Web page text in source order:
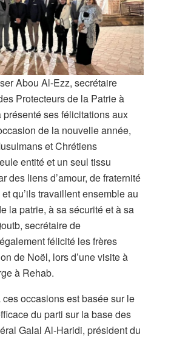
Abou Al-Ezz, secrétaire
Protecteurs de la Patrie à
présenté ses félicitations aux
de la nouvelle année,
et Chrétiens
entité et un seul tissu
des liens d’amour, de fraternité
qu’ils travaillent ensemble au
la patrie, à sa sécurité et à sa
secrétaire de
félicité les frères
de Noël, lors d’une visite à
à Rehab.
occasions est basée sur le
du parti sur la base des
Galal Al-Haridi, président du